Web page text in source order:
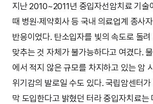
지난 2010~2011년 중입자선암치료 기술
때 병원·제약회사 등 국내 의료업계 종사
반응이었다. 탄소입자를 빛의 속도로 돌
맞추는 것 자체가 불가능하다고 여겼다.
에서 적지 않은 규모를 차지하고 있는 암
위기감의 발로일 수도 있다. 국립암센터
막 도입한다고 밝혔던 터라 중입자치료는